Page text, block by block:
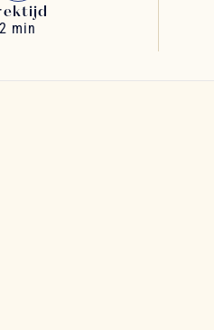
2 min